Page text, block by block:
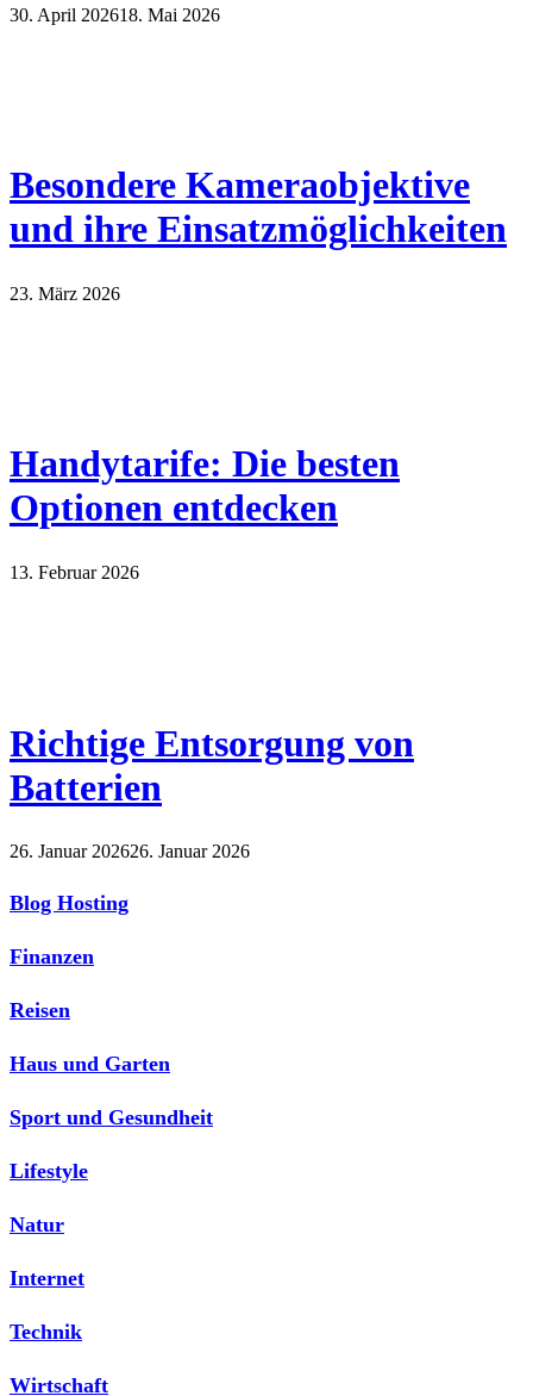
30. April 202618. Mai 2026
Besondere Kameraobjektive
und ihre Einsatzmöglichkeiten
23. März 2026
Handytarife: Die besten
Optionen entdecken
13. Februar 2026
Richtige Entsorgung von
Batterien
26. Januar 202626. Januar 2026
Blog Hosting
Finanzen
Reisen
Haus und Garten
Sport und Gesundheit
Lifestyle
Natur
Internet
Technik
Wirtschaft